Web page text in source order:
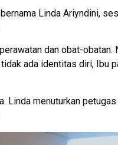
Linda Ariyndini,
dan obat-obatan.
ada identitas diri, Ibu
Linda menuturkan